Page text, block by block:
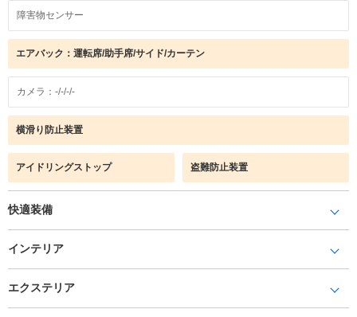
障害物センサー
エアバック：運転席/助手席/サイド/カーテン
カメラ：-/-/-/-
横滑り防止装置
アイドリングストップ 盗難防止装置
快適装備
インテリア
エクステリア